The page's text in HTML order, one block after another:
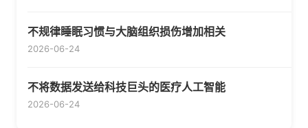
不规律睡眠习惯与大脑组织损伤增加相关
2026-06-24
不将数据发送给科技巨头的医疗人工智能
2026-06-24